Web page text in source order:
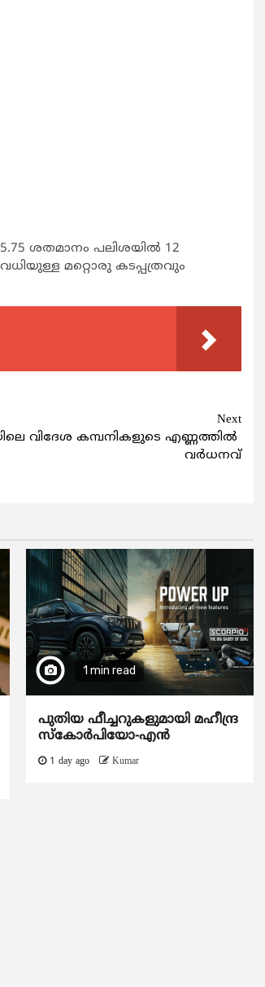
ശതമാനം പലിശയിൽ 12
മറ്റൊരു കടപ്പത്രവും
Next
വിദേശ കമ്പനികളുടെ എണ്ണത്തിൽ
വർധനവ്
1 min read
പുതിയ ഫീച്ചറുകളുമായി മഹീന്ദ്ര
സ്കോർപിയോ-എൻ
1 day ago Kumar